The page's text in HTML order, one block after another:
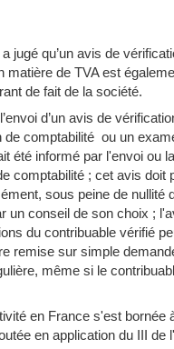
jugé qu’un avis de
matière de TVA est
de fait de la société.
d’un avis de
de comptabilité ou un
été informé par l'envoi ou
comptabilité ; cet avis doit
sous peine de nullité
un conseil de son choix ;
du contribuable vérifié
remise sur simple
même si le
en France s'est bornée
en application du III de